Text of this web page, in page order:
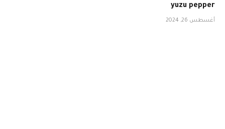
yuzu pepper
أغسطس 26, 2024